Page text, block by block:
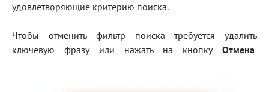
удовлетворяющие критерию поиска.
Чтобы отменить фильтр поиска требуется удалить
ключевую фразу или нажать на кнопку Отмена